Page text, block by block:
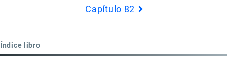
Capítulo 82
Índice libro